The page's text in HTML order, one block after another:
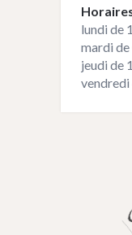
lundi de
mardi
jeudi de
vendredi